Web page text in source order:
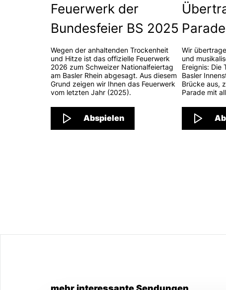
Feuerwerk der
Bundesfeier BS 2025
Wegen der anhaltenden Trockenheit
und Hitze ist das offizielle Feuerwerk
2026 zum Schweizer Nationalfeiertag
am Basler Rhein abgesagt. Aus diesem
Grund zeigen wir Ihnen das Feuerwerk
vom letzten Jahr (2025).
Abspielen
Wir
und
Ereignis: Die
Basler
Brücke aus,
Parade mit